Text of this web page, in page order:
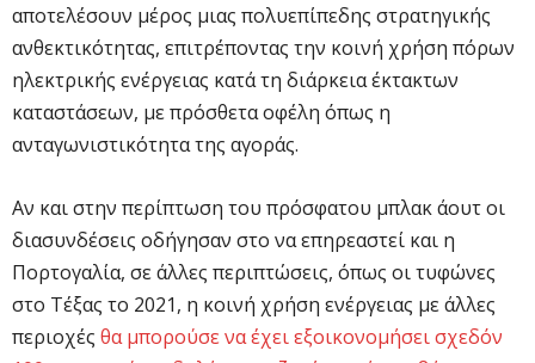
αποτελέσουν μέρος μιας πολυεπίπεδης στρατηγικής
ανθεκτικότητας, επιτρέποντας την κοινή χρήση πόρων
ηλεκτρικής ενέργειας κατά τη διάρκεια έκτακτων
καταστάσεων, με πρόσθετα οφέλη όπως η
ανταγωνιστικότητα της αγοράς.
Αν και στην περίπτωση του πρόσφατου μπλακ άουτ οι
διασυνδέσεις οδήγησαν στο να επηρεαστεί και η
Πορτογαλία, σε άλλες περιπτώσεις, όπως οι τυφώνες
στο Τέξας το 2021, η κοινή χρήση ενέργειας με άλλες
περιοχές θα μπορούσε να έχει εξοικονομήσει σχεδόν